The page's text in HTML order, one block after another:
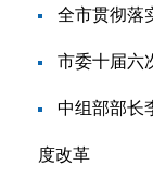
全市贯彻落
市委十届六
中组部部长
度改革